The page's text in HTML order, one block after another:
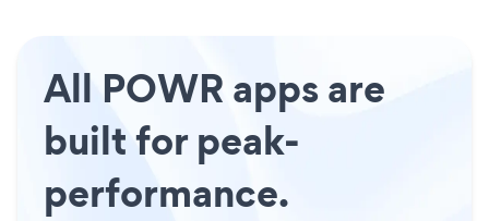
All POWR apps are
built for peak-
performance.